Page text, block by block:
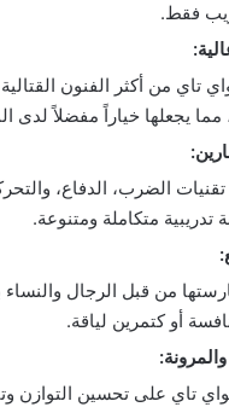
فقط.
تاي من أكثر الفنون
يجعلها خياراً مفضلاً لدى
الضرب، الدفاع،
تدريبية متكاملة ومتنوعة.
من قبل الرجال والنساء
أو كتمرين لياقة.
تاي على تحسين التوازن